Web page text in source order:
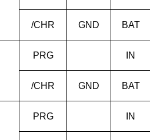
/CHR GND BAT
PRG
IN
/CHR GND BAT
PRG
IN